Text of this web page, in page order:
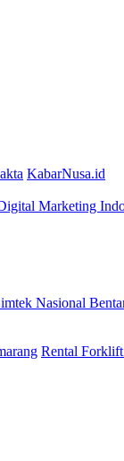
KabarNusa.id
Marketing
Nasional
Rental Forklift